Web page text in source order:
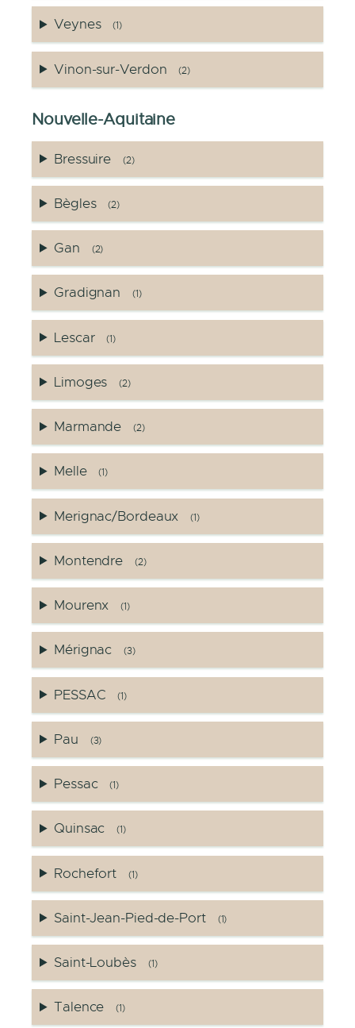
Veynes (1)
Vinon-sur-Verdon (2)
Nouvelle-Aquitaine
Bressuire (2)
Bègles (2)
Gan (2)
Gradignan (1)
Lescar (1)
Limoges (2)
Marmande (2)
Melle (1)
Merignac/Bordeaux (1)
Montendre (2)
Mourenx (1)
Mérignac (3)
PESSAC (1)
Pau (3)
Pessac (1)
Quinsac (1)
Rochefort (1)
Saint-Jean-Pied-de-Port (1)
Saint-Loubès (1)
Talence (1)